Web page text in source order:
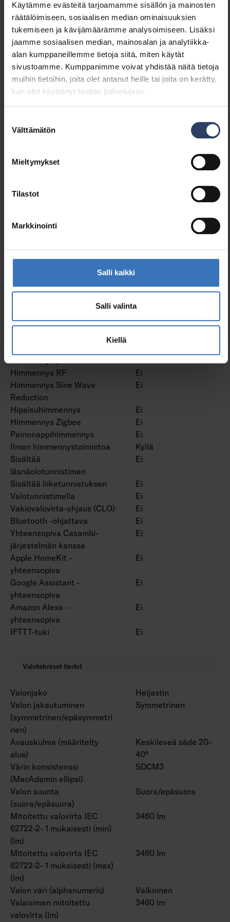
Käytämme evästeitä tarjoamamme sisällön ja mainosten
räätälöimiseen, sosiaalisen median ominaisuuksien
tukemiseen ja kävijämäärämme analysoimiseen. Lisäksi
jaamme sosiaalisen median, mainosalan ja analytiikka-
alan kumppaneillemme tietoja siitä, miten käytät
sivustoamme. Kumppanimme voivat yhdistää näitä tietoja
muihin tietoihin, joita olet antanut heille tai joita on kerätty,
kun olet käyttänyt heidän palvelujaan.
valinta
Välttämätön
Mieltymykset
Tilastot
Markkinointi
Salli kaikki
Salli valinta
Kiellä
(W)
Valaisimen tehokkuus
(lm/W)
111 lm/W
Tehokerroin
0.9
Kokonaisharmoninen särö
(THD) (%)
20 %
Kokonaisharmoninen särö
(THD)
20 THD
Himmennys 0-10 V
Himmennys DALI-2
Himmennys DSI
Himmennys
valmistajakohtainen
Ei
verkkovirtamodulaatio
Himmennys nousevan
Ei
Himmennys RF
Ei
Himmennys Sine Wave
Reduction
Ei
Hipaisuhimmennys
Ei
Himmennys Zigbee
Ei
Painonappihimmennys
Ei
Ilman himmennystoimintoa
Kyllä
Sisältää
läsnäolotunnistimen
Ei
Sisältää liiketunnistuksen
Ei
Valotunnistimella
Ei
Vakiovalovirta-ohjaus (CLO)
Ei
Bluetooth -ohjattava
Ei
Yhteensopiva Casambi-
järjestelmän kanssa
Ei
Apple HomeKit -
yhteensopiva
Ei
Google Assistant -
yhteensopiva
Ei
Amazon Alexa -
yhteensopiva
Ei
IFTTT-tuki Ei
Valotekniset tiedot
Valonjako
Heijastin
Valon jakautuminen
(symmetrinen/epäsymmetri
nen)
Symmetrinen
Avauskulma (määritelty
alue)
Keskileveä säde 20-
40°
Värin konsistenssi
(MacAdamin ellipsi)
SDCM3
Valon suunta
(suora/epäsuora)
Suora/epäsuora
Mitoitettu valovirta IEC
62722-2- 1 mukaisesti (min)
(lm)
3460 lm
Mitoitettu valovirta IEC
62722-2- 1 mukaisesti (max)
(lm)
3460 lm
Valon väri (alphanumeric)
Valkoinen
Valaisimen mitoitettu
valovirta (lm)
3460 lm